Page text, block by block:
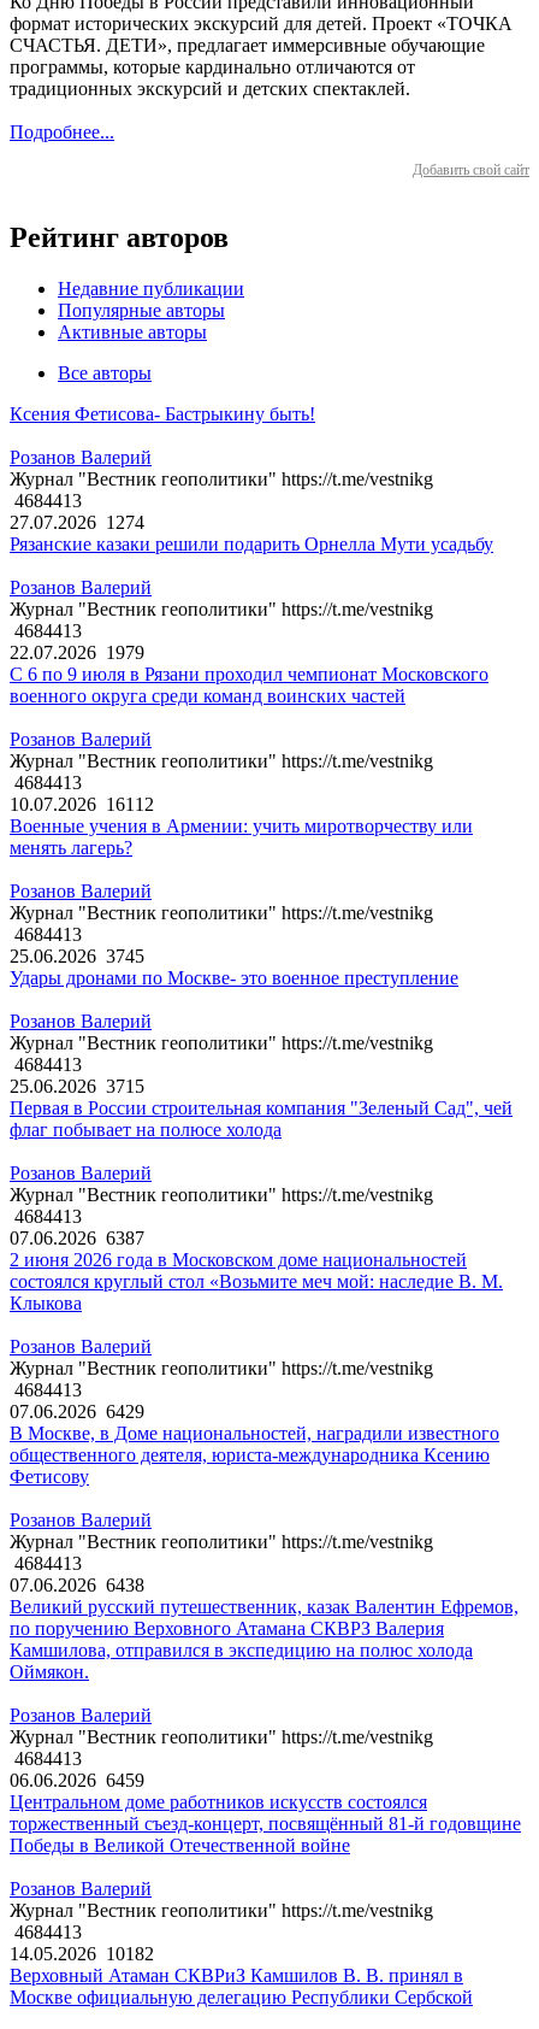
формат исторических экскурсий для детей. Проект «ТОЧКА
СЧАСТЬЯ. ДЕТИ», предлагает иммерсивные обучающие
программы, которые кардинально отличаются от
традиционных экскурсий и детских спектаклей.
Подробнее...
Добавить свой сайт
Рейтинг авторов
Недавние публикации
Популярные авторы
Активные авторы
Все авторы
Ксения Фетисова- Бастрыкину быть!
Розанов Валерий
Журнал "Вестник геополитики" https://t.me/vestnikg
4684413
27.07.2026 1274
Рязанские казаки решили подарить Орнелла Мути усадьбу
Розанов Валерий
Журнал "Вестник геополитики" https://t.me/vestnikg
4684413
22.07.2026 1979
С 6 по 9 июля в Рязани проходил чемпионат Московского
военного округа среди команд воинских частей
Розанов Валерий
Журнал "Вестник геополитики" https://t.me/vestnikg
4684413
10.07.2026 16112
Военные учения в Армении: учить миротворчеству или
менять лагерь?
Розанов Валерий
Журнал "Вестник геополитики" https://t.me/vestnikg
4684413
25.06.2026 3745
Удары дронами по Москве- это военное преступление
Розанов Валерий
Журнал "Вестник геополитики" https://t.me/vestnikg
4684413
25.06.2026 3715
Первая в России строительная компания "Зеленый Сад", чей
флаг побывает на полюсе холода
Розанов Валерий
Журнал "Вестник геополитики" https://t.me/vestnikg
4684413
07.06.2026 6387
2 июня 2026 года в Московском доме национальностей
состоялся круглый стол «Возьмите меч мой: наследие В. М.
Клыкова
Розанов Валерий
Журнал "Вестник геополитики" https://t.me/vestnikg
4684413
07.06.2026 6429
В Москве, в Доме национальностей, наградили известного
общественного деятеля, юриста-международника Ксению
Фетисову
Розанов Валерий
Журнал "Вестник геополитики" https://t.me/vestnikg
4684413
07.06.2026 6438
Великий русский путешественник, казак Валентин Ефремов,
по поручению Верховного Атамана СКВРЗ Валерия
Камшилова, отправился в экспедицию на полюс холода
Оймякон.
Розанов Валерий
Журнал "Вестник геополитики" https://t.me/vestnikg
4684413
06.06.2026 6459
Центральном доме работников искусств состоялся
торжественный съезд-концерт, посвящённый 81-й годовщине
Победы в Великой Отечественной войне
Розанов Валерий
Журнал "Вестник геополитики" https://t.me/vestnikg
4684413
14.05.2026 10182
Верховный Атаман СКВРиЗ Камшилов В. В. принял в
Москве официальную делегацию Республики Сербской